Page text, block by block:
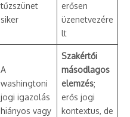
tűzszünet
siker
erősen
üzenetvezére
lt
A
washingtoni
jogi igazolás
hiányos vagy
Szakértői
másodlagos
elemzés;
erős jogi
kontextus, de